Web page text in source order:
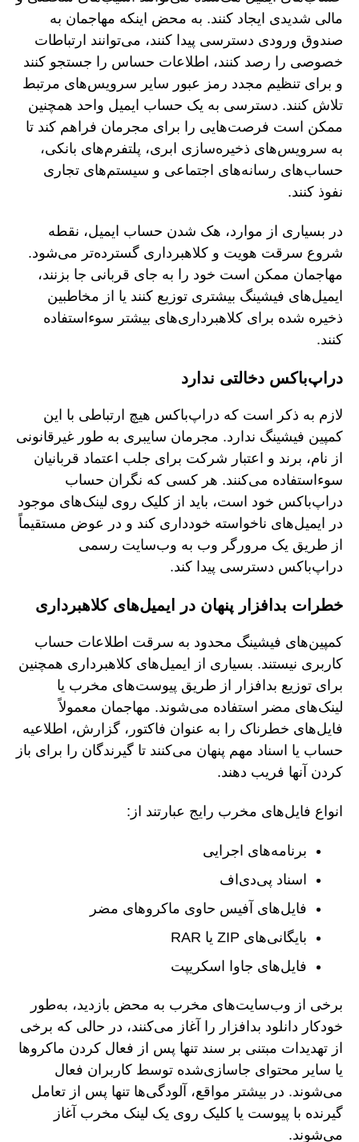
مالی شدیدی ایجاد کنند. به محض اینکه مهاجمان به
صندوق ورودی دسترسی پیدا کنند، می‌توانند ارتباطات
خصوصی را رصد کنند، اطلاعات حساس را جستجو کنند
و برای تنظیم مجدد رمز عبور سایر سرویس‌های مرتبط
تلاش کنند. دسترسی به یک حساب ایمیل واحد همچنین
ممکن است فرصت‌هایی را برای مجرمان فراهم کند تا
به سرویس‌های ذخیره‌سازی ابری، پلتفرم‌های بانکی،
حساب‌های رسانه‌های اجتماعی و سیستم‌های تجاری
نفوذ کنند.
در بسیاری از موارد، هک شدن حساب ایمیل، نقطه
شروع سرقت هویت و کلاهبرداری گسترده‌تر می‌شود.
مهاجمان ممکن است خود را به جای قربانی جا بزنند،
ایمیل‌های فیشینگ بیشتری توزیع کنند یا از مخاطبین
ذخیره شده برای کلاهبرداری‌های بیشتر سوءاستفاده
کنند.
دراپ‌باکس دخالتی ندارد
لازم به ذکر است که دراپ‌باکس هیچ ارتباطی با این
کمپین فیشینگ ندارد. مجرمان سایبری به طور غیرقانونی
از نام، برند و اعتبار شرکت برای جلب اعتماد قربانیان
سوءاستفاده می‌کنند. هر کسی که نگران حساب
دراپ‌باکس خود است، باید از کلیک روی لینک‌های موجود
در ایمیل‌های ناخواسته خودداری کند و در عوض مستقیماً
از طریق یک مرورگر وب به وب‌سایت رسمی
دراپ‌باکس دسترسی پیدا کند.
خطرات بدافزار پنهان در ایمیل‌های کلاهبرداری
کمپین‌های فیشینگ محدود به سرقت اطلاعات حساب
کاربری نیستند. بسیاری از ایمیل‌های کلاهبرداری همچنین
برای توزیع بدافزار از طریق پیوست‌های مخرب یا
لینک‌های مضر استفاده می‌شوند. مهاجمان معمولاً
فایل‌های خطرناک را به عنوان فاکتور، گزارش، اطلاعیه
حساب یا اسناد مهم پنهان می‌کنند تا گیرندگان را برای باز
کردن آنها فریب دهند.
انواع فایل‌های مخرب رایج عبارتند از:
برنامه‌های اجرایی
اسناد پی‌دی‌اف
فایل‌های آفیس حاوی ماکروهای مضر
بایگانی‌های ZIP یا RAR
فایل‌های جاوا اسکریپت
برخی از وب‌سایت‌های مخرب به محض بازدید، به‌طور
خودکار دانلود بدافزار را آغاز می‌کنند، در حالی که برخی
از تهدیدات مبتنی بر سند تنها پس از فعال کردن ماکروها
یا سایر محتوای جاسازی‌شده توسط کاربران فعال
می‌شوند. در بیشتر مواقع، آلودگی‌ها تنها پس از تعامل
گیرنده با پیوست یا کلیک روی یک لینک مخرب آغاز
می‌شوند.